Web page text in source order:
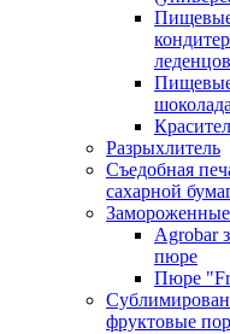
Пищевые
Пищевые
Разрыхлитель
Съедобная
сахарной
Agrobar
пюре
Пюре
фруктовые